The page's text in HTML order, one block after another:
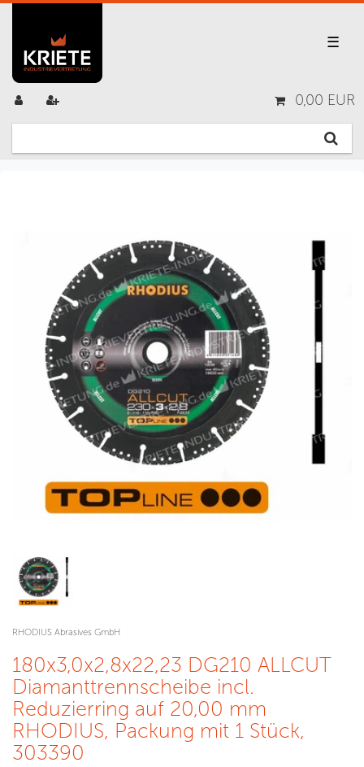
☰
0,00 EUR
RHODIUS Abrasives GmbH
180x3,0x2,8x22,23 DG210 ALLCUT
Diamanttrennscheibe incl.
Reduzierring auf 20,00 mm
RHODIUS, Packung mit 1 Stück,
303390